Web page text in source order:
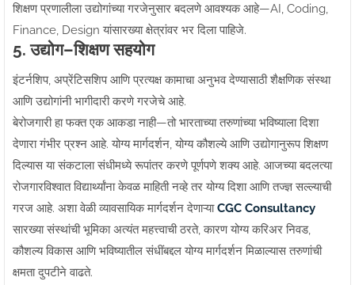
शिक्षण प्रणालीला उद्योगांच्या गरजेनुसार बदलणे आवश्यक आहे—AI, Coding,
Finance, Design यांसारख्या क्षेत्रांवर भर दिला पाहिजे.
5. उद्योग–शिक्षण सहयोग
इंटर्नशिप, अप्रेंटिसशिप आणि प्रत्यक्ष कामाचा अनुभव देण्यासाठी शैक्षणिक संस्था
आणि उद्योगांनी भागीदारी करणे गरजेचे आहे.
बेरोजगारी हा फक्त एक आकडा नाही—तो भारताच्या तरुणांच्या भविष्याला दिशा
देणारा गंभीर प्रश्न आहे. योग्य मार्गदर्शन, योग्य कौशल्ये आणि उद्योगानुरूप शिक्षण
दिल्यास या संकटाला संधीमध्ये रूपांतर करणे पूर्णपणे शक्य आहे. आजच्या बदलत्या
रोजगारविश्वात विद्यार्थ्यांना केवळ माहिती नव्हे तर योग्य दिशा आणि तज्ज्ञ सल्ल्याची
गरज आहे. अशा वेळी व्यावसायिक मार्गदर्शन देणाऱ्याCGC Consultancy
सारख्या संस्थांची भूमिका अत्यंत महत्त्वाची ठरते, कारण योग्य करिअर निवड,
कौशल्य विकास आणि भविष्यातील संधींबद्दल योग्य मार्गदर्शन मिळाल्यास तरुणांची
क्षमता दुपटीने वाढते.